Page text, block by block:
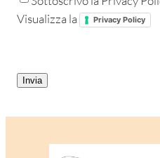
Visualizza la
Privacy Policy